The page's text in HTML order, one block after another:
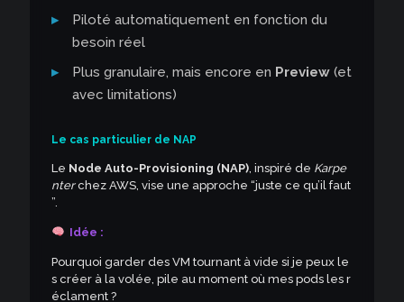
Piloté automatiquement en fonction du
besoin réel
Plus granulaire, mais encore en Preview(et
avec limitations)
Le cas particulier de NAP
Le Node Auto-Provisioning (NAP) , inspiré de Karpe
nterchez AWS, vise une approche “juste ce qu’il faut
”.
Idée :
Pourquoi garder des VM tournant à vide si je peux le
s créer à la volée, pile au moment où mes pods les r
éclament ?